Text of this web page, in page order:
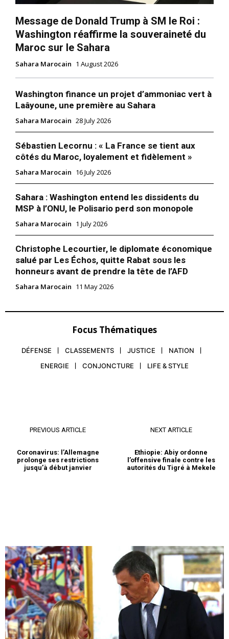
Mon compte
Related
charge Pedro Sanchez de
Le socialiste Pedro Sanchez,
vainqueur des législatives de
novembre en Espagne, a été
de former un nouveau
gouvernement même s’il ne
soutiens suffisants pour être
investi par les députés.
«C’est un mandat que
j’assume avec honneur, avec
11 December 2019
In "Europe"
Incident technique : l’avion
de Pedro Sánchez contraint
d’atterrir d’urgence en
Turquie
3 May 2026
In "Monde"
: la position claire de
Sanchez sur le Sahara rend
Le jour suivant l’audience
accordée par le Roi
Mohammed VI à Pedro
Sánchez, Ahmed Charaï,
président de Global Holding,
signe une tribune sur le
journal espagnol La Razón,
stratégique forte». Dans cet
aspects clés : la coopération
23 February 2024
In "Analysis"
Message de Donald Trump à SM le Roi :
Washington réaffirme la souveraineté du
Maroc sur le Sahara
Sahara Marocain 1 August 2026
Washington finance un projet d’ammoniac vert à
Laâyoune, une première au Sahara
Sahara Marocain 28 July 2026
Sébastien Lecornu : « La France se tient aux
côtés du Maroc, loyalement et fidèlement »
Sahara Marocain 16 July 2026
Sahara : Washington entend les dissidents du
MSP à l’ONU, le Polisario perd son monopole
Sahara Marocain 1 July 2026
Christophe Lecourtier, le diplomate économique
salué par Les Échos, quitte Rabat sous les
honneurs avant de prendre la tête de l’AFD
Sahara Marocain 11 May 2026
Focus Thématiques
DÉFENSE CLASSEMENTS JUSTICE
NATION
ENERGIE
CONJONCTURE LIFE & STYLE
PREVIOUS ARTICLE
Coronavirus: l’Allemagne
prolonge ses restrictions
jusqu’à début janvier
NEXT ARTICLE
Ethiopie: Abiy ordonne
l’offensive finale contre les
autorités du Tigré à Mekele